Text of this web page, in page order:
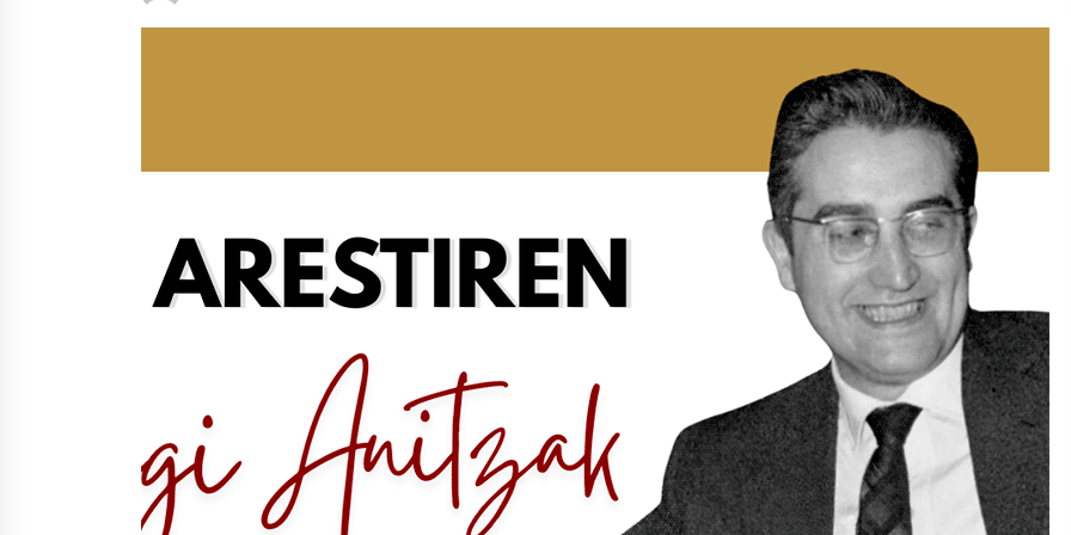
Larunbatean Plentziako Itsas
Martxa ospatuko da
2026/07/07
2026/07/03
SOINUGELA: Paul McCartney eta
Ringo Starr-en lan berriak
2026/07/03